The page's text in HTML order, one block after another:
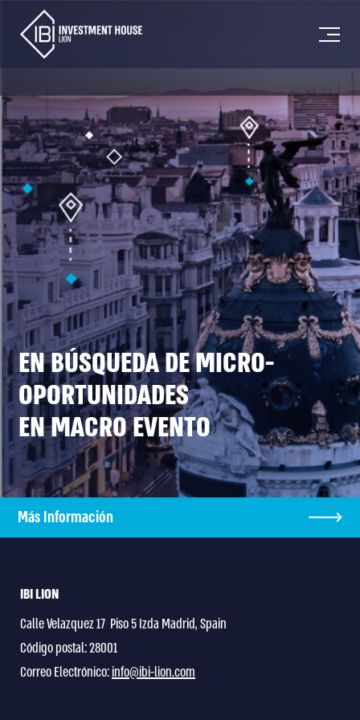
EN BÚSQUEDA DE MICRO-
OPORTUNIDADES
EN MACRO EVENTO
Más Información
IBI LION
Calle Velazquez 17 Piso 5 Izda Madrid, Spain
Código postal: 28001
Correo Electrónico:info@ibi-lion.com